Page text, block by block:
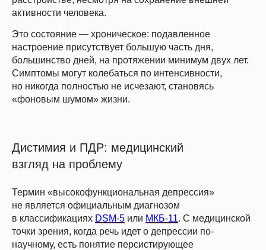
активности человека.
Это состояние — хроническое: подавленное
настроение присутствует большую часть дня,
большинство дней, на протяжении минимум двух лет.
Симптомы могут колебаться по интенсивности,
но никогда полностью не исчезают, становясь
«фоновым шумом» жизни.
Дистимия и ПДР: медицинский
взгляд на проблему
Термин «высокофункциональная депрессия»
не является официальным диагнозом
в классификациях DSM-5 или МКБ-11. С медицинской
точки зрения, когда речь идет о депрессии по-
научному, есть понятие персистирующее